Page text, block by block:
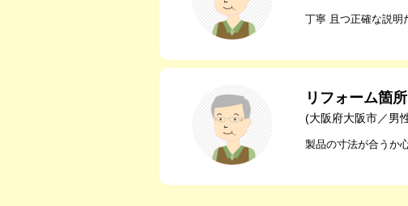
丁寧 且つ正確な説明
リフォーム箇所
(大阪府大阪市／男
製品の寸法が合うか